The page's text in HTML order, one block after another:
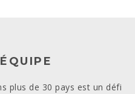
plus de 30 pays est un défi